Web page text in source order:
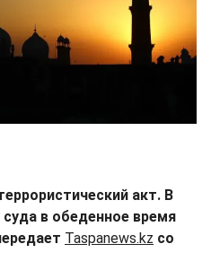
акт. В
в обеденное время
Taspanews.kz со